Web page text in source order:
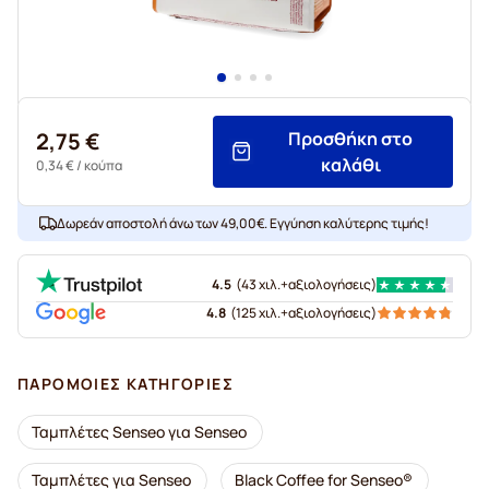
2,75 €
0,34 €/ κούπα
Προσθήκη στο
καλάθι
Δωρεάν αποστολή άνω των 49,00€. Εγγύηση καλύτερης τιμής!
4.5 (43 χιλ.+αξιολογήσεις)
4.8 (125 χιλ.+αξιολογήσεις)
ΠΑΡΌΜΟΙΕΣ ΚΑΤΗΓΟΡΊΕΣ
Ταμπλέτες Senseo για Senseo
Ταμπλέτες για Senseo Black Coffee for Senseo®